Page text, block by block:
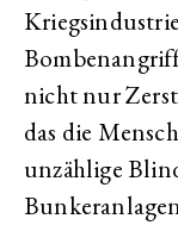
nicht nur
das die
unzählige